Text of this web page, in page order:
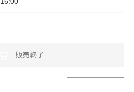
販売終了